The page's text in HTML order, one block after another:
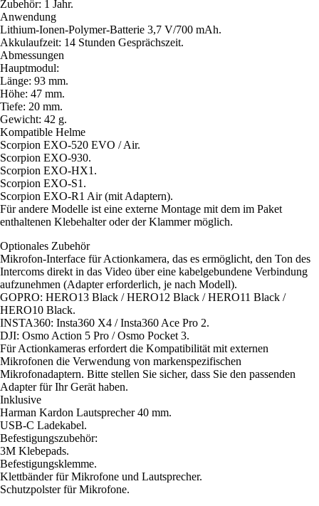
Zubehör: 1 Jahr.
Anwendung
Lithium-Ionen-Polymer-Batterie 3,7 V/700 mAh.
Akkulaufzeit: 14 Stunden Gesprächszeit.
Abmessungen
Hauptmodul:
Länge: 93 mm.
Höhe: 47 mm.
Tiefe: 20 mm.
Gewicht: 42 g.
Kompatible Helme
Scorpion EXO-520 EVO / Air.
Scorpion EXO-930.
Scorpion EXO-HX1.
Scorpion EXO-S1.
Scorpion EXO-R1 Air (mit Adaptern).
Für andere Modelle ist eine externe Montage mit dem im Paket
enthaltenen Klebehalter oder der Klammer möglich.
Optionales Zubehör
Mikrofon-Interface für Actionkamera, das es ermöglicht, den Ton des
Intercoms direkt in das Video über eine kabelgebundene Verbindung
aufzunehmen (Adapter erforderlich, je nach Modell).
GOPRO: HERO13 Black / HERO12 Black / HERO11 Black /
HERO10 Black.
INSTA360: Insta360 X4 / Insta360 Ace Pro 2.
DJI: Osmo Action 5 Pro / Osmo Pocket 3.
Für Actionkameras erfordert die Kompatibilität mit externen
Mikrofonen die Verwendung von markenspezifischen
Mikrofonadaptern. Bitte stellen Sie sicher, dass Sie den passenden
Adapter für Ihr Gerät haben.
Inklusive
Harman Kardon Lautsprecher 40 mm.
USB-C Ladekabel.
Befestigungszubehör:
3M Klebepads.
Befestigungsklemme.
Klettbänder für Mikrofone und Lautsprecher.
Schutzpolster für Mikrofone.